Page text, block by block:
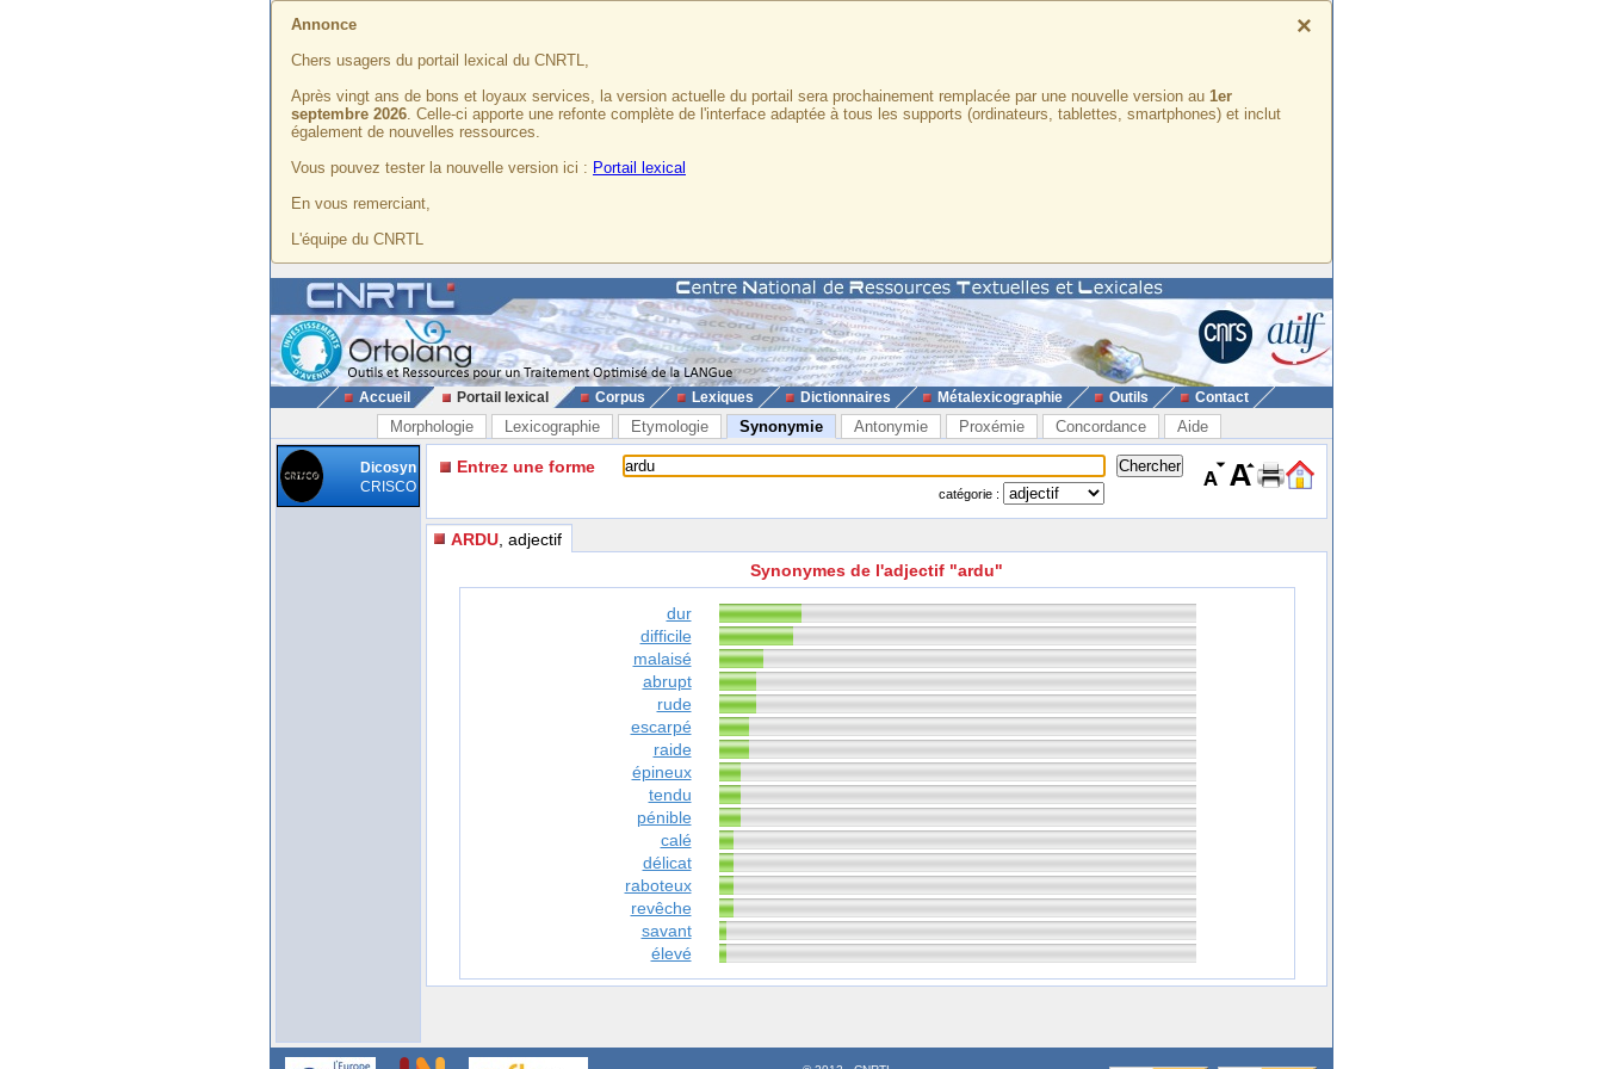
×
Annonce
Chers usagers du portail lexical du CNRTL,
Après vingt ans de bons et loyaux services, la version actuelle du portail sera prochainement remplacée par une nouvelle version au 1er
septembre 2026. Celle-ci apporte une refonte complète de l'interface adaptée à tous les supports (ordinateurs, tablettes, smartphones) et inclut
également de nouvelles ressources.
Vous pouvez tester la nouvelle version ici : Portail lexical
En vous remerciant,
L'équipe du CNRTL
Accueil Portail lexical Corpus Lexiques Dictionnaires Métalexicographie Outils Contact
Morphologie Lexicographie Etymologie Synonymie Antonymie Proxémie Concordance Aide
Dicosyn
CRISCO
Entrez une forme
catégorie :
ARDU , adjectif
Synonymes de l'adjectif "ardu"
dur
difficile
malaisé
abrupt
rude
escarpé
raide
épineux
tendu
pénible
calé
délicat
raboteux
revêche
savant
élevé